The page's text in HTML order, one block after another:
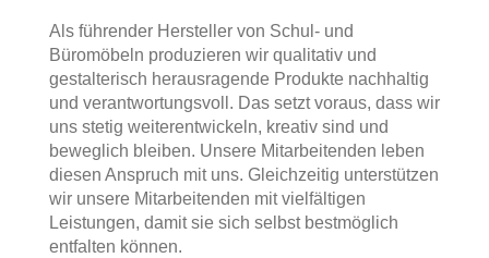
Als führender Hersteller von Schul- und
Büromöbeln produzieren wir qualitativ und
gestalterisch herausragende Produkte nachhaltig
und verantwortungsvoll. Das setzt voraus, dass wir
uns stetig weiterentwickeln, kreativ sind und
beweglich bleiben. Unsere Mitarbeitenden leben
diesen Anspruch mit uns. Gleichzeitig unterstützen
wir unsere Mitarbeitenden mit vielfältigen
Leistungen, damit sie sich selbst bestmöglich
entfalten können.